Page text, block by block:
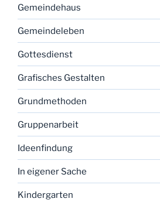
Gemeindehaus
Gemeindeleben
Gottesdienst
Grafisches Gestalten
Grundmethoden
Gruppenarbeit
Ideenfindung
In eigener Sache
Kindergarten